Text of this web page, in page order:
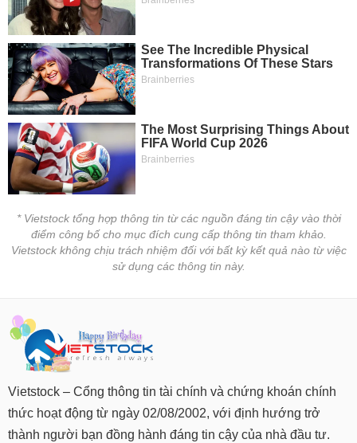
* Vietstock tổng hợp thông tin từ các nguồn đáng tin cậy vào thời
điểm công bố cho mục đích cung cấp thông tin tham khảo.
Vietstock không chịu trách nhiệm đối với bất kỳ kết quả nào từ việc
sử dụng các thông tin này.
Vietstock – Cổng thông tin tài chính và chứng khoán chính
thức hoạt động từ ngày 02/08/2002, với định hướng trở
thành người bạn đồng hành đáng tin cậy của nhà đầu tư.